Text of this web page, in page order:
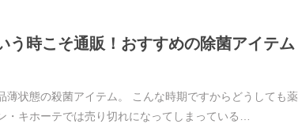
う時こそ通販！おすすめの除菌アイテム
薄状態の殺菌アイテム。 こんな時期ですからどうしても薬
・キホーテでは売り切れになってしまっている…